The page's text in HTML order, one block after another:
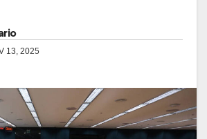
13, 2025